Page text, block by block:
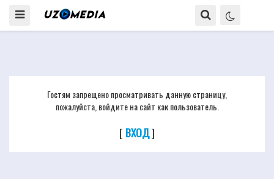
Гостям запрещено просматривать данную страницу,
пожалуйста, войдите на сайт как пользователь.
[ ВХОД]